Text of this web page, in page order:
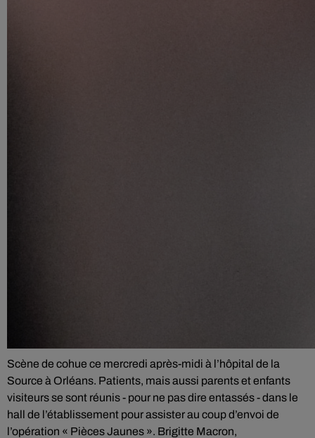
Scène de cohue ce mercredi après-midi à l’hôpital de la
Source à Orléans. Patients, mais aussi parents et enfants
visiteurs se sont réunis - pour ne pas dire entassés - dans le
hall de l’établissement pour assister au coup d’envoi de
l’opération « Pièces Jaunes ». Brigitte Macron,